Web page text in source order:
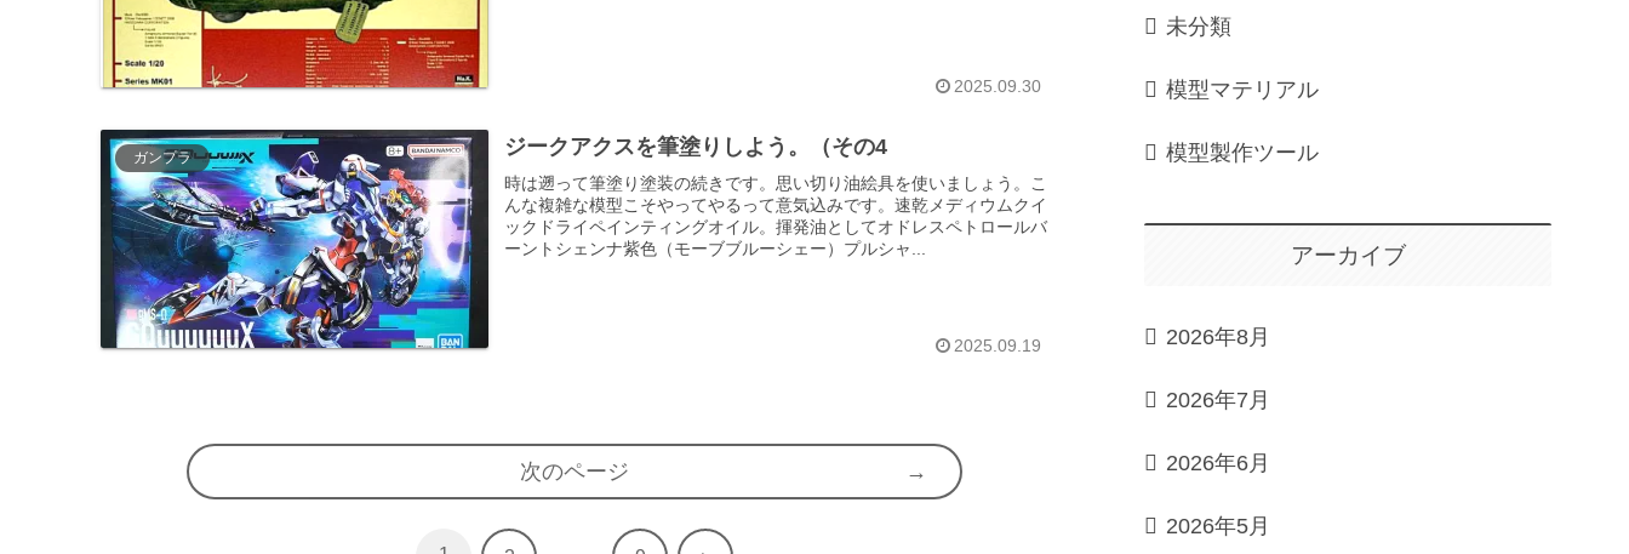
2025.09.30
ガンプラ ジークアクスを筆塗りしよう。（その4
時は遡って筆塗り塗装の続きです。思い切り油絵具を使いましょう。こ
んな複雑な模型こそやってやるって意気込みです。速乾メディウムクイ
ックドライペインティングオイル。揮発油としてオドレスペトロールバ
ーントシェンナ紫色（モーブブルーシェー）プルシャ...
2025.09.19
次のページ
未分類
模型マテリアル
模型製作ツール
アーカイブ
2026年8月
2026年7月
2026年6月
2026年5月